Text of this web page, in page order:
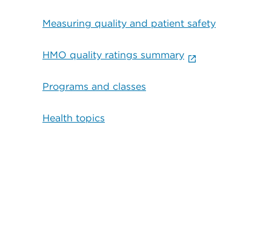
Measuring quality and patient safety
HMO quality ratings summary
Programs and classes
Health topics